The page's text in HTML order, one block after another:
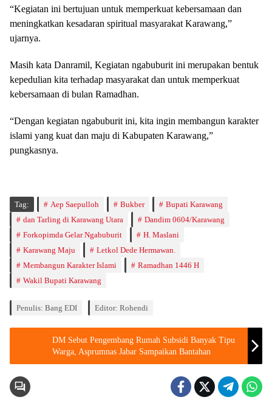
“Kegiatan ini bertujuan untuk memperkuat kebersamaan dan
meningkatkan kesadaran spiritual masyarakat Karawang,”
ujarnya.
Masih kata Danramil, Kegiatan ngabuburit ini merupakan bentuk
kepedulian kita terhadap masyarakat dan untuk memperkuat
kebersamaan di bulan Ramadhan.
“Dengan kegiatan ngabuburit ini, kita ingin membangun karakter
islami yang kuat dan maju di Kabupaten Karawang,”
pungkasnya.
Tag: Aep Saepulloh Bukber
Bupati Karawang
dan Tarling di Karawang Utara
Dandim 0604/Karawang
Forkopimda Gelar Ngabuburit
H. Maslani
Karawang Maju
Letkol Dede Hermawan.
Membangun Karakter Islami
Ramadhan 1446 H
Wakil Bupati Karawang
Penulis: Bang EDI Editor: Rohendi
DM Sebut Pengembang Rumah Subsidi Banyak Tipu
Warga, Asprumnas Jabar Sampaikan Bantahan